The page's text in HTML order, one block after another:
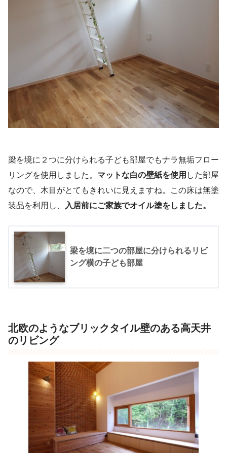
梁を境に２つに分けられる子ども部屋でもナラ無垢フロー
リングを使用しました。 マットな白の壁紙を使用 した部屋
なので、木目がとてもきれいに見えますね。この床は無塗
装品を利用し、
入居前にご家族でオイル塗をしました。
梁を境に二つの部屋に分けられるリビ
ング横の子ども部屋
北欧のようなブリックタイル壁のある高天井
のリビング